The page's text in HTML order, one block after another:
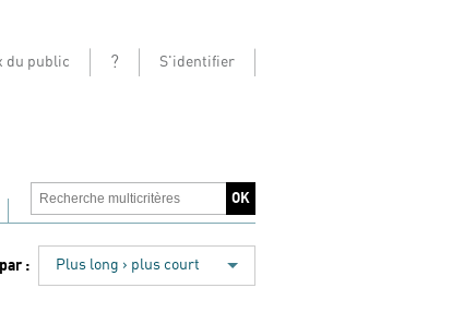
du public ? S'identifier
: Plus long › plus court